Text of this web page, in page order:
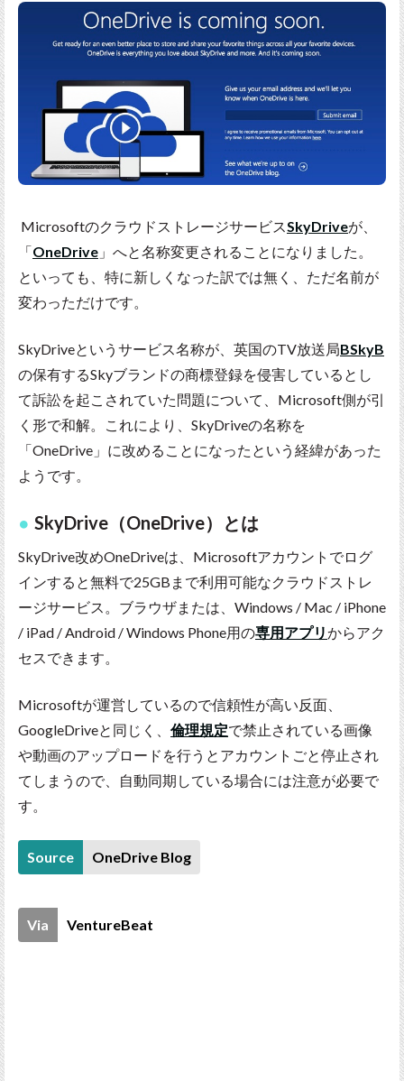
MicrosoftのクラウドストレージサービスSkyDriveが、
「OneDrive 」へと名称変更されることになりました。
といっても、特に新しくなった訳では無く、ただ名前が
変わっただけです。
SkyDriveというサービス名称が、英国のTV放送局BSkyB
の保有するSkyブランドの商標登録を侵害しているとし
て訴訟を起こされていた問題について、Microsoft側が引
く形で和解。これにより、SkyDriveの名称を
「OneDrive」に改めることになったという経緯があった
ようです。
SkyDrive（OneDrive）とは
SkyDrive改めOneDriveは、Microsoftアカウントでログ
インすると無料で25GBまで利用可能なクラウドストレ
ージサービス。ブラウザまたは、Windows / Mac / iPhone
/ iPad / Android / Windows Phone用の専用アプリからアク
セスできます。
Microsoftが運営しているので信頼性が高い反面、
GoogleDriveと同じく、 倫理規定で禁止されている画像
や動画のアップロードを行うとアカウントごと停止され
てしまうので、自動同期している場合には注意が必要で
す。
Source OneDrive Blog
Via VentureBeat